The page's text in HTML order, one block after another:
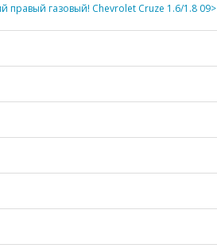
правый газовый! Chevrolet Cruze 1.6/1.8 09>